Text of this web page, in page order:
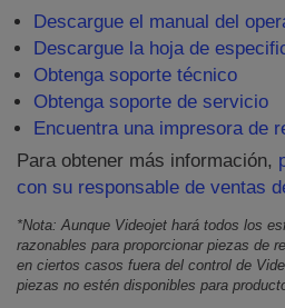
Descargue el manual del
Descargue la hoja de
Obtenga soporte técnico
Obtenga soporte de servicio
Encuentra una impresora de
Para obtener más información,
con su responsable de ventas
*Nota: Aunque Videojet hará todos los
razonables para proporcionar piezas de
en ciertos casos fuera del control de
piezas no estén disponibles para